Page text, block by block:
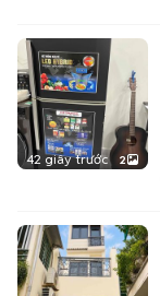
42 giây trước 2